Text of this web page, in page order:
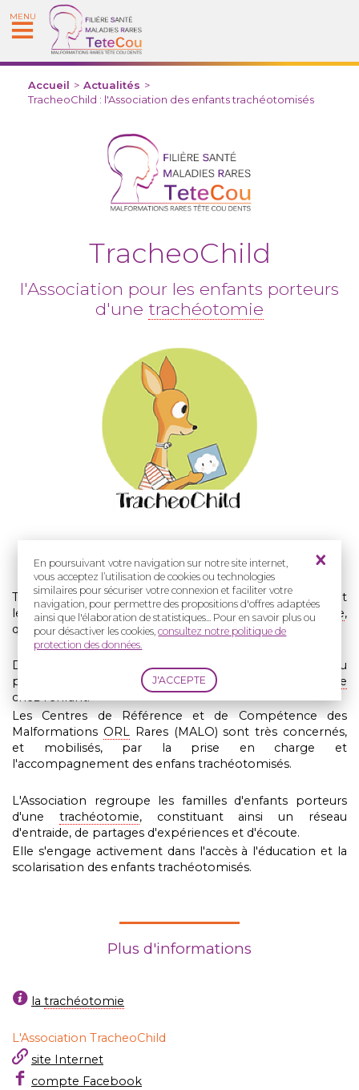
En poursuivant votre navigation sur notre site internet,
vous acceptez l’utilisation de cookies ou technologies
similaires pour sécuriser votre connexion et faciliter votre
navigation, pour permettre des propositions d'offres adaptées
ainsi que l'élaboration de statistiques... Pour en savoir plus ou
pour désactiver les cookies,consultez notre politique de
protection des données.
MENU
Accueil > Actualités >
TracheoChild : l'Association des enfants trachéotomisés
TracheoChild
l'Association pour les enfants porteurs
d'une trachéotomie
Association membre de la Filière
TracheoChild est une Association nationale regroupant
les familles des enfants porteurs d'unetrachéotomie,
quelle qu'en soit la cause.
De nombreuses malformations de la tête et du cou
peuvent amener à la mise en place d'une
trachéotomie
chez l'enfant.
Les Centres de Référence et de Compétence des
Malformations ORLRares (MALO) sont très concernés,
et mobilisés, par la prise en charge et
l'accompagnement des enfans trachéotomisés.
L'Association regroupe les familles d'enfants porteurs
d'une trachéotomie, constituant ainsi un réseau
d'entraide, de partages d'expériences et d'écoute.
Elle s'engage activement dans l'accès à l'éducation et la
scolarisation des enfants trachéotomisés.
Plus d'informations
la trachéotomie
L'Association TracheoChild
site Internet
compte Facebook